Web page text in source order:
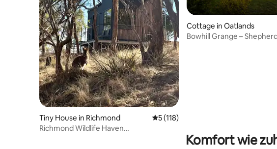
Tiny House in Richmond Durchschnittliche Bewertung: 5 von
5 (118)
Richmond Wildlife Haven
Cottage in Oatlands
Bowhill Grange –
Komfort wie